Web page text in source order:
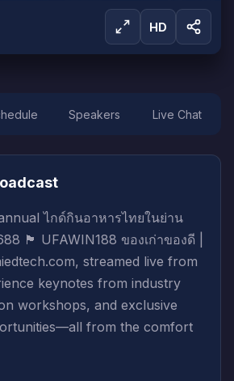
in to Watch
HD
Speakers Live Chat
ไกด์กินอาหารไทยในย่าน
🏴 UFAWIN188 ของเก่าของดี |
streamed live from
keynotes from industry
workshops, and exclusive
from the comfort